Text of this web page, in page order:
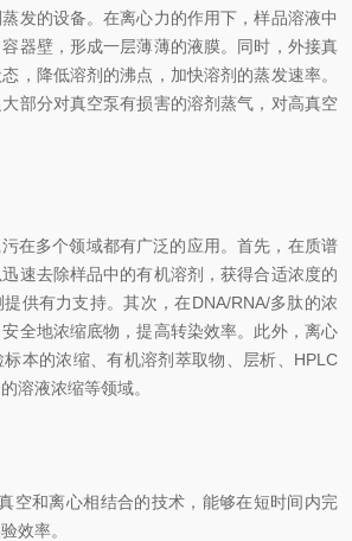
发的设备。在离心力的作用下，样品溶液中
器壁，形成一层薄薄的液膜。同时，外接真
，降低溶剂的沸点，加快溶剂的蒸发速率。
部分对真空泵有损害的溶剂蒸气，对高真空
多个领域都有广泛的应用。首先，在质谱
速去除样品中的有机溶剂，获得合适浓度的
供有力支持。其次，在DNA/RNA/多肽的浓
全地浓缩底物，提高转染效率。此外，离心
本的浓缩、有机溶剂萃取物、层析、HPLC
溶液浓缩等领域。
和离心相结合的技术，能够在短时间内完
效率。